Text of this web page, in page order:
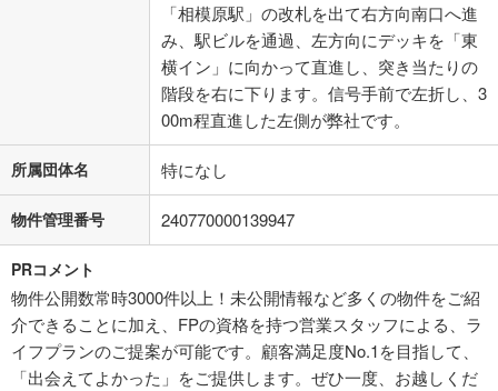
「相模原駅」の改札を出て右方向南口へ進
み、駅ビルを通過、左方向にデッキを「東
横イン」に向かって直進し、突き当たりの
階段を右に下ります。信号手前で左折し、3
00m程直進した左側が弊社です。
所属団体名 特になし
物件管理番号 240770000139947
PRコメント
物件公開数常時3000件以上！未公開情報など多くの物件をご紹
介できることに加え、FPの資格を持つ営業スタッフによる、ラ
イフプランのご提案が可能です。顧客満足度No.1を目指して、
「出会えてよかった」をご提供します。ぜひ一度、お越しくだ